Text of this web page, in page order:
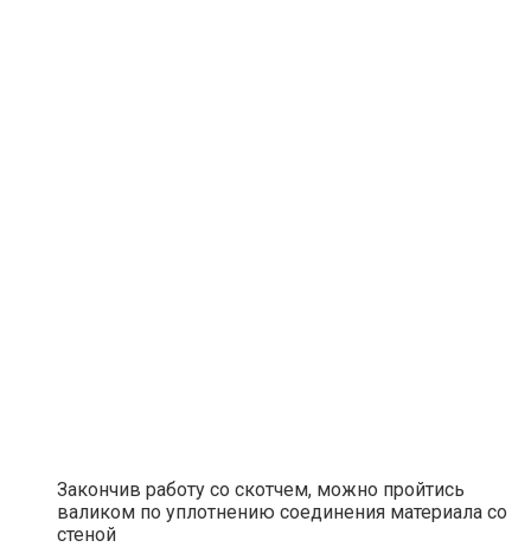
Закончив работу со скотчем, можно пройтись
валиком по уплотнению соединения материала со
стеной